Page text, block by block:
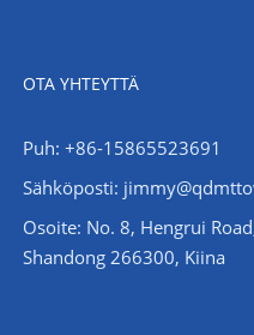
OTA YHTEYTTÄ
Puh: +86-15865523691
Sähköposti:
Osoite: No. 8, Hengrui
Shandong 266300, Kiina